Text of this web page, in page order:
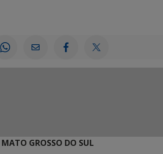
GROSSO DO SUL